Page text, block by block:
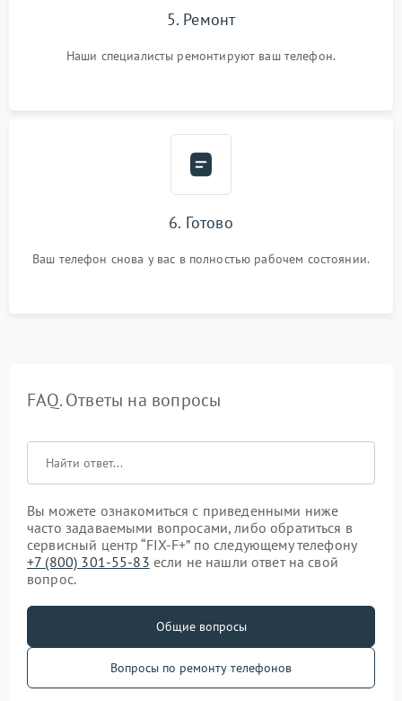
5. Ремонт
Наши специалисты ремонтируют ваш телефон.
6. Готово
Ваш телефон снова у вас в полностью рабочем состоянии.
FAQ. Ответы на вопросы
Вы можете ознакомиться с приведенными ниже
часто задаваемыми вопросами, либо обратиться в
сервисный центр “FIX-F+” по следующему телефону
+7 (800) 301-55-83 если не нашли ответ на свой
вопрос.
Общие вопросы
Вопросы по ремонту телефонов